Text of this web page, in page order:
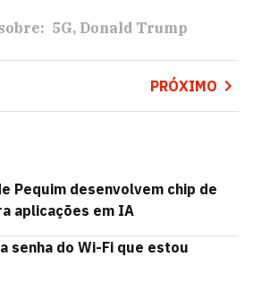
5G Donald Trump
PRÓXIMO
Pequim desenvolvem chip de
aplicações em IA
senha do Wi-Fi que estou